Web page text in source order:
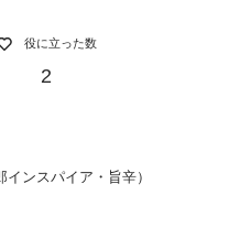
役に立った数
2
ンスパイア・旨辛）